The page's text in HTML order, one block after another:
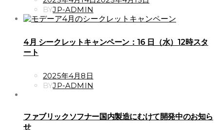
ON
BYJP-ADMIN
4月 シークレットキャンペーン：16 日（水）12時スタ
ート
POSTED
ON
2025年4月8日
BYJP-ADMIN
ファブリックソフナー国内製造にむけて開発中のお知ら
せ